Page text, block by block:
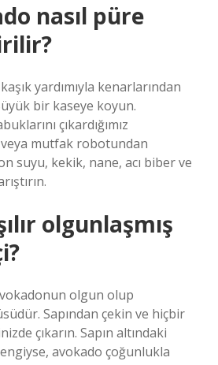
nasıl püre
yardımıyla kenarlarından
bir kaseye koyun.
çıkardığımız
mutfak robotundan
suyu, kekik, nane, acı biber ve
olgunlaşmış
olgun olup
Sapından çekin ve hiçbir
çıkarın. Sapın altındaki
avokado çoğunlukla